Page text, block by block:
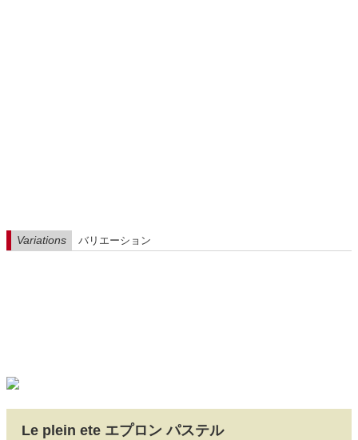
Variations バリエーション
Le plein ete エプロン パステル